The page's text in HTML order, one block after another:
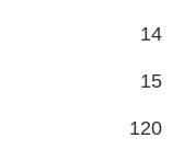
14
15
120